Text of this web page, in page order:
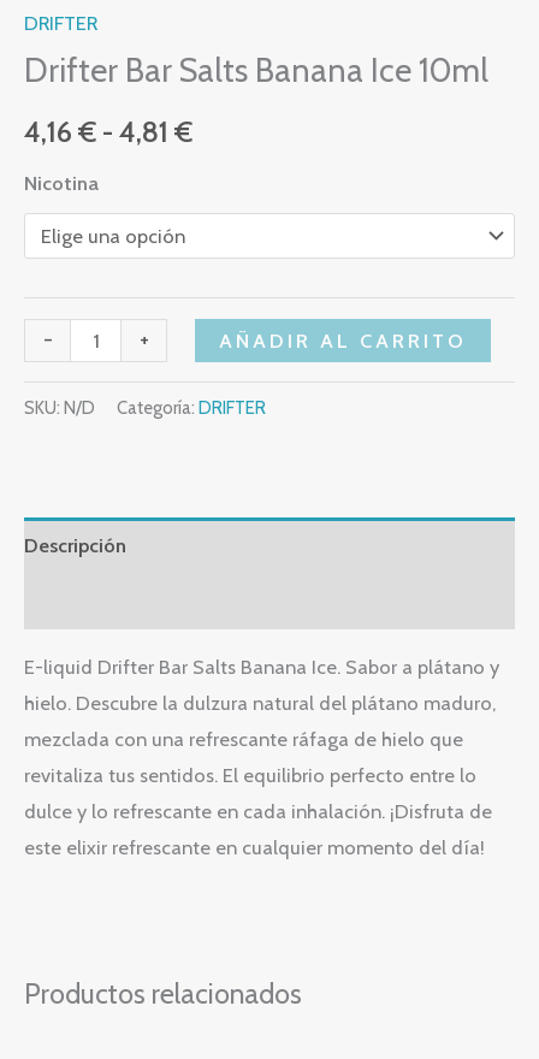
DRIFTER
Drifter Bar Salts Banana Ice 10ml
4,16 € - 4,81 €
Nicotina
- + AÑADIR AL CARRITO
SKU: N/D Categoría: DRIFTER
Descripción
E-liquid Drifter Bar Salts Banana Ice. Sabor a plátano y
hielo. Descubre la dulzura natural del plátano maduro,
mezclada con una refrescante ráfaga de hielo que
revitaliza tus sentidos. El equilibrio perfecto entre lo
dulce y lo refrescante en cada inhalación. ¡Disfruta de
este elixir refrescante en cualquier momento del día!
Productos relacionados